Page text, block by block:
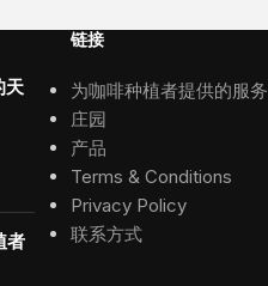
天
者
链接
为咖啡种植者提供的服务
庄园
产品
Terms & Conditions
Privacy Policy
联系方式